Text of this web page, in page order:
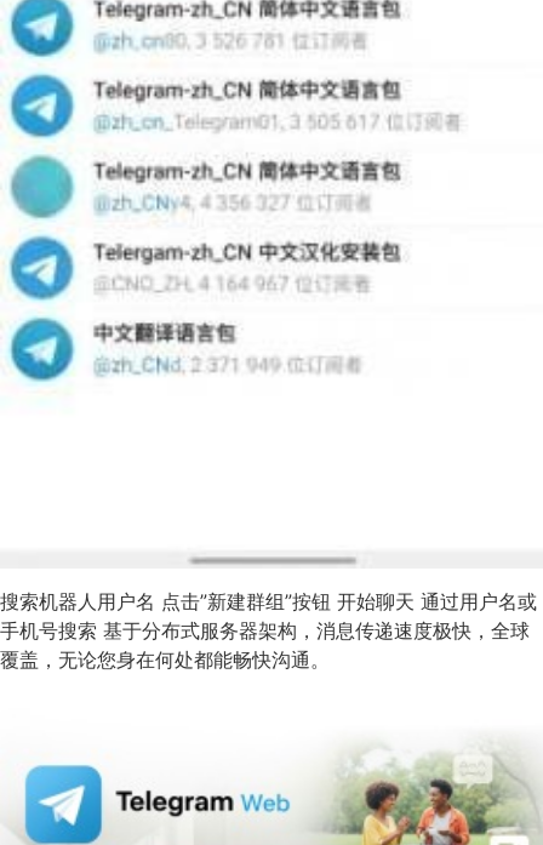
搜索机器人用户名 点击”新建群组”按钮 开始聊天 通过用户名或
手机号搜索 基于分布式服务器架构，消息传递速度极快，全球
覆盖，无论您身在何处都能畅快沟通。